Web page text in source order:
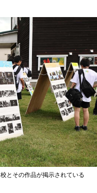
とその作品が掲示されている